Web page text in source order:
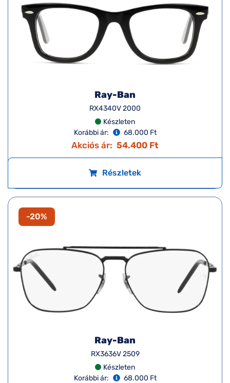
Ray-Ban
RX4340V 2000
Készleten
Korábbi ár:
68.000 Ft
Akciós ár: 54.400 Ft
Részletek
-20%
Ray-Ban
RX3636V 2509
Készleten
Korábbi ár:
68.000 Ft